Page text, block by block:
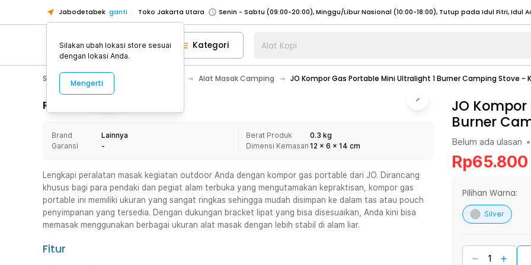
Jabodetabek ganti Toko Jakarta Utara
Toko Tangerang
Toko Cikupa
Pick n Go Jakarta Barat
Senin - Jumat (07:00 - 20:00), Sabtu - Minggu (08:00 - 20:00), Tutup pada Idul Fitri
Pick n Go Bekasi
Senin - Jumat (08:00 - 20:00), Sabtu - Minggu/ Libur Nasional (08:00 - 17:00) Selengkapnya
Senin - Jumat (08:00 - 20:00), Sabtu - Minggu/ Libur Nasional (08:00 - 17:00) Selengkapnya
Senin - Sabtu (09:00-20:00), Minggu/Libur Nasional (12:00-20:00), Tutup pada Idul Fitri
Senin - Sabtu (09:00-20:00), Minggu/Libur Nasional (12:00-20:00), Tutup pada Idul Fitri
Toko Tangerang
Toko Cikupa
Pick n Go Jakarta Barat
Senin - Jumat (07:00 - 20:00), Sabtu - Minggu (08:00 - 20:00), Tutup pada Idul Fitri
Pick n Go Bekasi
Senin - Jumat (08:00 - 20:00), Sabtu - Minggu/ Libur Nasional (08:00 - 17:00)
Selengkapnya
Kategori Alat Kopi
Sport & Outdoor Alat Masak Camping JO Kompor Gas Portable Mini Ultralight 1 Burner Camping Stove -
Rincian Produk
Brand
Lainnya
Garansi
-
Berat Produk
0.3 kg
Dimensi Kemasan 12 x 6 x 14 cm
Lengkapi peralatan masak kegiatan outdoor Anda dengan kompor gas portable dari JO. Dirancang
khusus bagi para pendaki dan pegiat alam terbuka yang mengutamakan kepraktisan, kompor gas
portable ini memiliki ukuran yang sangat ringkas sehingga mudah disimpan ke dalam tas atau pouch
penyimpanan yang tersedia. Dengan dukungan bracket lipat yang bisa disesuaikan, Anda kini bisa
memasak menggunakan berbagai ukuran alat masak dengan lebih stabil di alam liar.
Fitur
JO
Burner
Belum ada ulasan •
Rp65.800
Pilihan Warna:
Silver
Silakan ubah lokasi store sesuai
dengan lokasi Anda.
Mengerti